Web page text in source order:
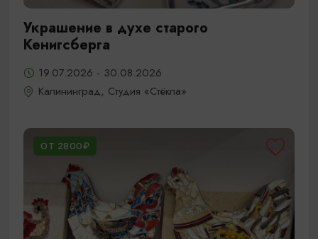
Украшение в духе старого
Кенигсберга
19.07.2026 - 30.08.2026
Калининград, Студия «Стёкла»
ОТ 2800₽